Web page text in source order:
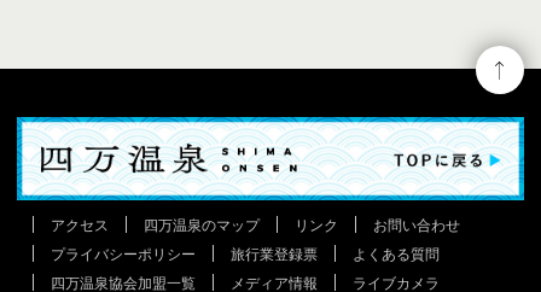
アクセス 四万温泉のマップ リンク
お問い合わせ
プライバシーポリシー
旅行業登録票
よくある質問
四万温泉協会加盟一覧
メディア情報 ライブカメラ